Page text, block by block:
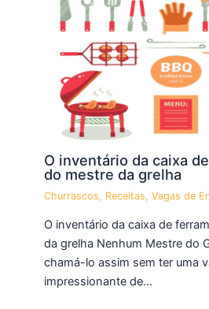
O inventário da caixa
do mestre da grelha
Churrascos, Receitas,Vagas de
O inventário da caixa de
da grelha Nenhum Mestre do
chamá-lo assim sem ter uma
impressionante de…